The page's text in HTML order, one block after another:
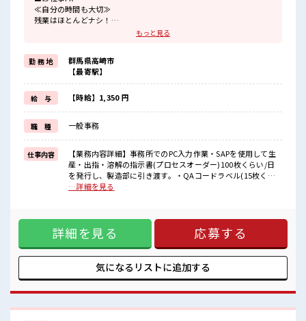
≪自分の時間も大切≫
残業はほとんどナシ！
場合によってはお願いすることもあります♪
週末は家族や友人と一緒にプライベート満喫！
≪機能的な制服アリ≫
制服があるので、
毎日の服装の悩み解消♪
≪未経験の方も大カンゲイ≫
新しいことにチャレンジするのは不安だけど、
しっかり働く環境が整っています！
イチからスキルUP・ステップUP目指していきましょう！
≪様々なお仕事をご提案≫
一人で悩まず気軽に相談できる、
派遣のお仕事です！
■職場の雰囲気
20代が多数活躍中！
社会人経験が浅くてもOK！
ここから経験積んでいきましょ！
もっと見る
勤 務 地
群馬県高崎市
【最寄駅】
給 与 【時給】1,350 円
職 種 一般事務
仕事内容
【業務内容詳細】事務所でのPC入力作業・SAPを使用して生
産・出指・溶解の指示書(プロセスオーダー)100枚くらい/日
を発行し、製造部に引き渡す。・QAコードラベル(15枚くら
い/日)を専用アプリで作成し伝票に貼付する。・エクセル入力
ナシ！ 場合によってはお願いすることもあります♪ ≪完全週
休二日制≫ 週末は家族や友人と一緒にプライベート満喫！ ≪
機能的な制服アリ≫ 制服があるので、 毎日の服装の悩み解消
♪ ≪未経験の方も大カンゲイ≫ 新しいことにチャレンジする
のは不安だけど、 しっかり働く環境が整っています！ イチか
らスキルUP・ステップUP目指していきましょう！ ≪様々な
仕事です！ ■職場の雰囲気 少人数の職場でこじんまり。 職場
の仲間との交流もできちゃうかも？ 20代が多数活躍中！ 社会
…詳細を見る
詳細を見る 応募する
気になるリストに追加する